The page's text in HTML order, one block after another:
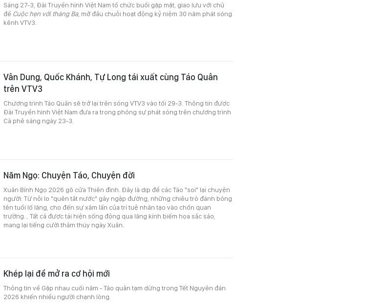
Sáng 27-3, Đài Truyền hình Việt Nam tổ chức buổi gặp mặt, giao lưu với chủ
đề Cuộc hẹn với tháng Ba, mở đầu chuỗi hoạt động kỷ niệm 30 năm phát sóng
kênh VTV3.
Vân Dung, Quốc Khánh, Tự Long tái xuất cùng Táo Quân
trên VTV3
Chương trình Táo Quân sẽ trở lại trên sóng VTV3 vào tối 29-3. Thông tin được
Đài Truyền hình Việt Nam đưa ra trong phóng sự phát sóng trên chương trình
Cà phê sáng ngày 23-3.
Năm Ngọ: Chuyện Táo, Chuyện đời
Xuân Bính Ngọ 2026 gõ cửa Thiên đình. Đây là dịp để các Táo "soi" lại chuyện
người: Từ nỗi lo "quên tắt nước" gây ngập đường, những chiêu trò đánh bóng
tên tuổi lố lăng, cho đến sự xâm lấn của trí tuệ nhân tạo vào chốn quan
trường... Tất cả được tái hiện sống động qua lăng kính biếm họa sắc sảo,
mang lại tiếng cười thâm thúy ngày Xuân.
Khép lại để mở ra cơ hội mới
Thông tin về Gặp nhau cuối năm - Táo quân tạm dừng trong Tết Nguyên đán
2026 khiến nhiều người chạnh lòng.